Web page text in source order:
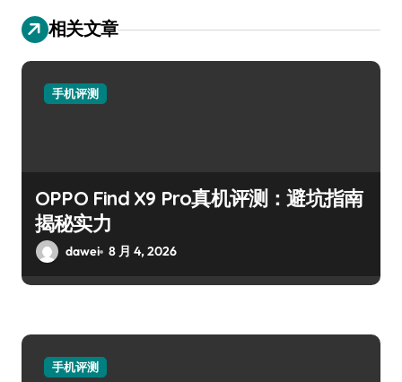
相关文章
手机评测
OPPO Find X9 Pro真机评测：避坑指南
揭秘实力
dawei 8 月 4, 2026
手机评测